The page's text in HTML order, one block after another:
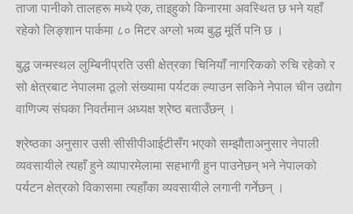
ताजा पानीको तालहरू मध्ये एक, ताइहुको किनारमा अवस्थित छ भने यहाँ
रहेको लिङ्शान पार्कमा ८० मिटर अग्लो भव्य बुद्ध मूर्ति पनि छ ।
बुद्ध जन्मस्थल लुम्बिनीप्रति उसी क्षेत्रका चिनियाँ नागरिकको रुचि रहेको र
सो क्षेत्रबाट नेपालमा ठूलो संख्यामा पर्यटक ल्याउन सकिने नेपाल चीन उद्योग
वाणिज्य संघका निवर्तमान अध्यक्ष श्रेष्ठ बताउँछन् ।
श्रेष्ठका अनुसार उसी सीसीपीआईटीसँग भएको सम्झौताअनुसार नेपाली
व्यवसायीले त्यहाँ हुने व्यापारमेलामा सहभागी हुन पाउनेछन् भने नेपालको
पर्यटन क्षेत्रको विकासमा त्यहाँका व्यवसायीले लगानी गर्नेछन् ।